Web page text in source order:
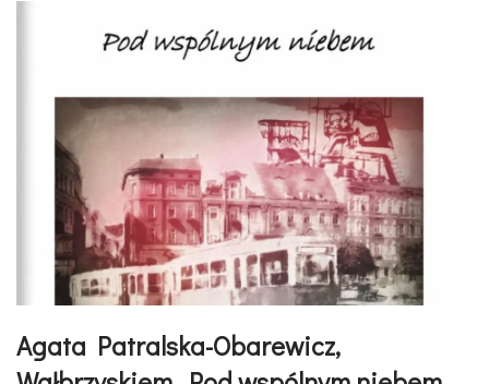
Agata Patralska-Obarewicz,